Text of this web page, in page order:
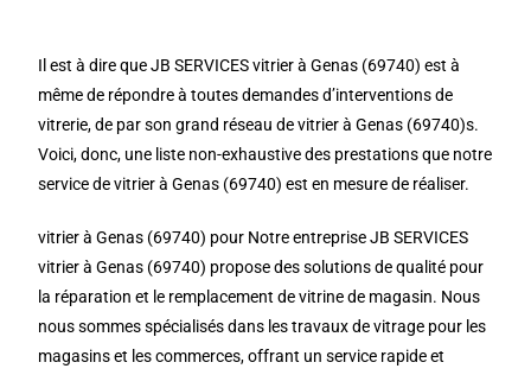
Il est à dire que JB SERVICES vitrier à Genas (69740) est à
même de répondre à toutes demandes d’interventions de
vitrerie, de par son grand réseau de vitrier à Genas (69740)s.
Voici, donc, une liste non-exhaustive des prestations que notre
service de vitrier à Genas (69740) est en mesure de réaliser.
vitrier à Genas (69740) pour Notre entreprise JB SERVICES
vitrier à Genas (69740) propose des solutions de qualité pour
la réparation et le remplacement de vitrine de magasin. Nous
nous sommes spécialisés dans les travaux de vitrage pour les
magasins et les commerces, offrant un service rapide et